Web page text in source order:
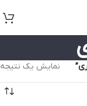
نمایش یک نتیجه